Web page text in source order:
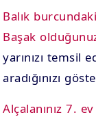
Balık
Başak
yarınızı temsil
aradığınızı
Alçalanınız 7.